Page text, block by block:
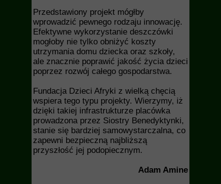
Przedstawiony projekt mógłby
wprowadzić pewnego rodzaju innowację.
Efektywne wykorzystanie deszczówki
mogłoby nie tylko obniżyć koszty
utrzymania domu dziecka oraz szkoły,
ale znacznie poprawić jakość życia dzieci
poprzez rozwój całego gospodarstwa.
Fundacja Dzieci Afryki z wielką chęcią
wspiera tego typu projekty. Wierzymy, iż
dzięki takiej infrastrukturze placówka
prowadzona przez Siostry Benedyktynki,
stanie się bardziej samowystarczalna, co
zapewni bezpieczną najbliższą
przyszłość jej podopiecznym.
Adam Amine